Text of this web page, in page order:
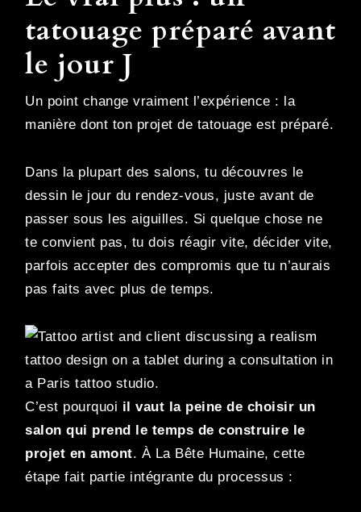
tatouage préparé avant
le jour J
Un point change vraiment l’expérience : la
manière dont ton projet de tatouage est préparé.
Dans la plupart des salons, tu découvres le
dessin le jour du rendez-vous, juste avant de
passer sous les aiguilles. Si quelque chose ne
te convient pas, tu dois réagir vite, décider vite,
parfois accepter des compromis que tu n’aurais
pas faits avec plus de temps.
C’est pourquoi il vaut la peine de choisir un
salon qui prend le temps de construire le
projet en amont. À La Bête Humaine, cette
étape fait partie intégrante du processus :